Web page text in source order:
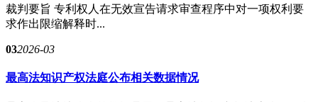
裁判要旨 专利权人在无效宣告请求审查程序中对一项权利要
求作出限缩解释时...
032026-03
最高法知识产权法庭公布相关数据情况